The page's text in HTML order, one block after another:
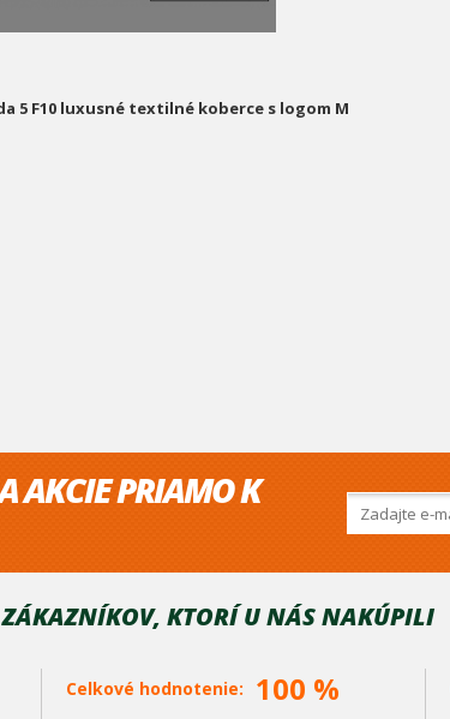
5 F10 luxusné textilné koberce s logom M
AKCIE PRIAMO K
ZÁKAZNÍKOV, KTORÍ U NÁS NAKÚPILI
Celkové hodnotenie: 100 %